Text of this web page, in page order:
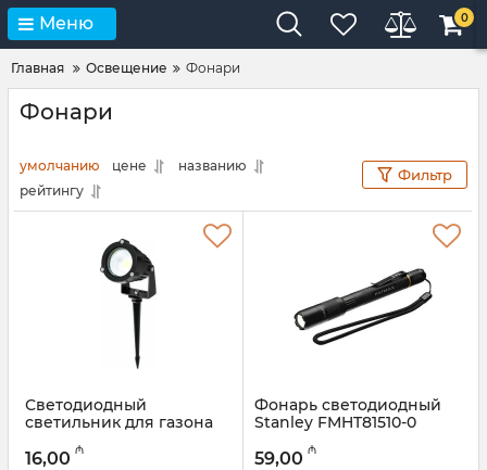
Меню 0
Главная Освещение Фонари
Фонари
умолчанию цене
названию
рейтингу
Фильтр
Светодиодный
светильник для газона
Артикул:
16,00 ₼
Фонарь светодиодный
Stanley FMHT81510-0
59,00 ₼